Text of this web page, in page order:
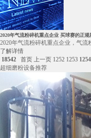
2020年气流粉碎机重点企业 买球赛的正
2020年气流粉碎机重点企业，气
了解详情
18542
首页 上一页 1252 1253 1254
超细磨粉设备推荐